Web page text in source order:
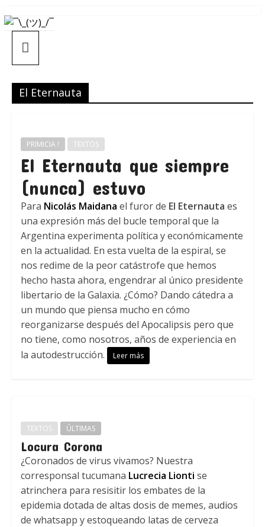
Saltar
al
contenido
¯\_(ツ)_/
¯
El Eternauta
PRIMICIA ! TEXTOS
El Eternauta que siempre
(nunca) estuvo
Para Nicolás Maidana el furor de El Eternauta es
una expresión más del bucle temporal que la
Argentina experimenta política y económicamente
en la actualidad. En esta vuelta de la espiral, se
nos redime de la peor catástrofe que hemos
hecho hasta ahora, engendrar al único presidente
libertario de la Galaxia. ¿Cómo? Dando cátedra a
un mundo que piensa mucho en cómo
reorganizarse después del Apocalipsis pero que
no tiene, como nosotros, años de experiencia en
la autodestrucción.
Leer más
TEXTOS ÚLTIMAS
Locura Corona
¿Coronados de virus vivamos? Nuestra
corresponsal tucumana Lucrecia Lionti se
atrinchera para resisitir los embates de la
epidemia dotada de altas dosis de memes, audios
de whatsapp y estoqueando latas de cerveza